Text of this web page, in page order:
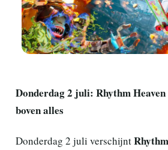
Donderdag 2 juli: Rhythm
boven alles
Donderdag 2 juli verschijnt